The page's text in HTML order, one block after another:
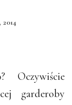
garderoby